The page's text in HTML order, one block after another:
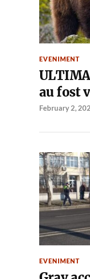
EVENIMENT
au fost
February 2,
EVENIMENT